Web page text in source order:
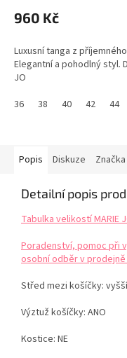
960 Kč
Luxusní tanga z
Elegantní a pohodlný styl.
JO
36
38 40 42 44
Popis Diskuze Značka
Detailní popis
Tabulka velikostí MARIE
Poradenství, pomoc při
osobní odběr v prodejně
Střed mezi košíčky:
Výztuž košíčky: ANO
Kostice: NE